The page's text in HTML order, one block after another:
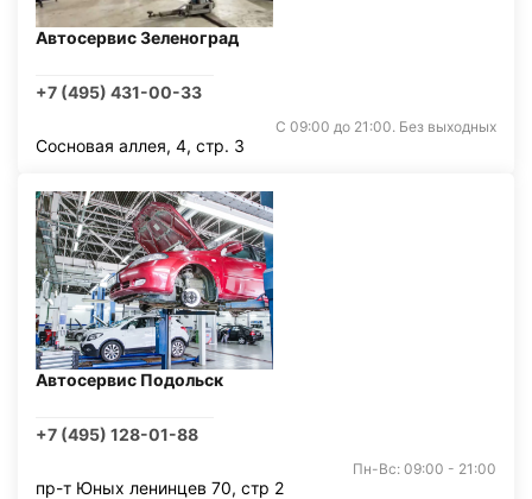
Автосервис Зеленоград
+7 (495) 431-00-33
С 09:00 до 21:00. Без выходных
Сосновая аллея, 4, стр. 3
Автосервис Подольск
+7 (495) 128-01-88
Пн-Вс: 09:00 - 21:00
пр-т Юных ленинцев 70, стр 2